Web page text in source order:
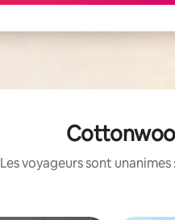
Les voyageurs sont